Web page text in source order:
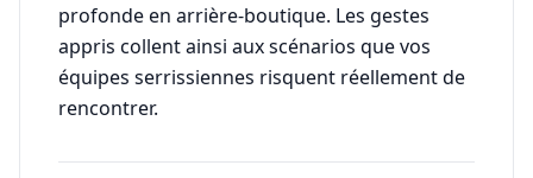
profonde en arrière-boutique. Les gestes
appris collent ainsi aux scénarios que vos
équipes serrissiennes risquent réellement de
rencontrer.